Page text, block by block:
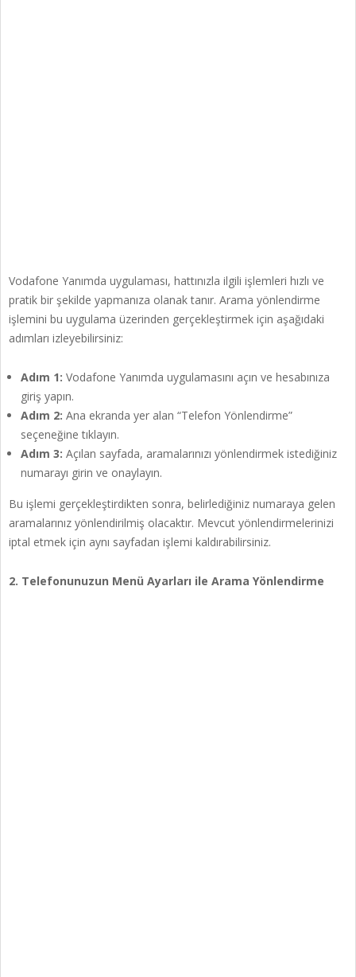
Vodafone Yanımda uygulaması, hattınızla ilgili işlemleri hızlı ve
pratik bir şekilde yapmanıza olanak tanır. Arama yönlendirme
işlemini bu uygulama üzerinden gerçekleştirmek için aşağıdaki
adımları izleyebilirsiniz:
Adım 1: Vodafone Yanımda uygulamasını açın ve hesabınıza
giriş yapın.
Adım 2: Ana ekranda yer alan “Telefon Yönlendirme”
seçeneğine tıklayın.
Adım 3: Açılan sayfada, aramalarınızı yönlendirmek istediğiniz
numarayı girin ve onaylayın.
Bu işlemi gerçekleştirdikten sonra, belirlediğiniz numaraya gelen
aramalarınız yönlendirilmiş olacaktır. Mevcut yönlendirmelerinizi
iptal etmek için aynı sayfadan işlemi kaldırabilirsiniz.
2. Telefonunuzun Menü Ayarları ile Arama Yönlendirme